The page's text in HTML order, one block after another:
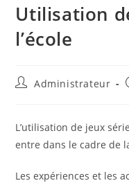
Utilisation
l’école
Auteur/autrice
publication :
Administrateur
L’utilisation de jeux
entre dans le cadre de
Les expériences et les